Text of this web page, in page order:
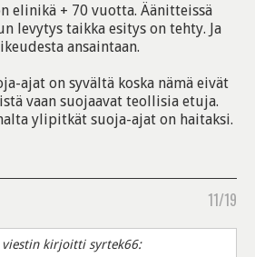
elinikä + 70 vuotta. Äänitteissä
levytys taikka esitys on tehty. Ja
ansaintaan.
ajat on syvältä koska nämä eivät
vaan suojaavat teollisia etuja.
ylipitkät suoja-ajat on haitaksi.
11/19
viestin kirjoitti syrtek66: